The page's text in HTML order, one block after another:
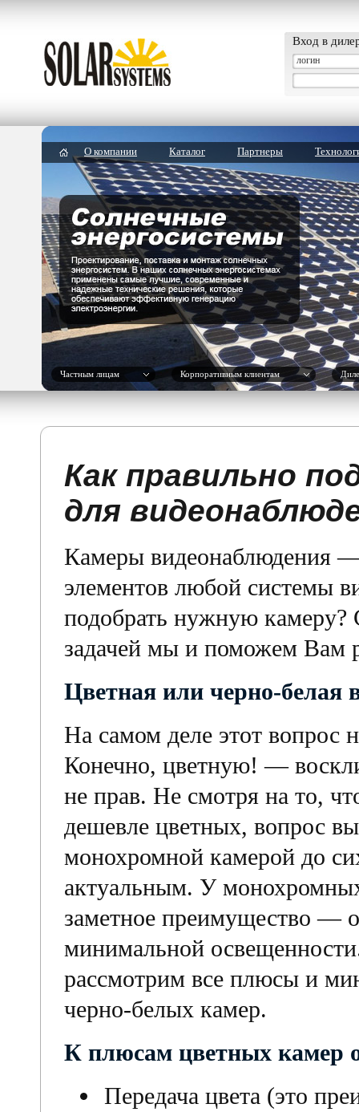
Вход в
О компании Каталог Партнеры
Частным лицам Корпоративным клиентам
Как правильно
для
Камеры видеонаблюдения
элементов любой системы
подобрать нужную камеру?
задачей мы и поможем Вам
Цветная или черно-белая
На самом деле этот вопрос
Конечно, цветную! —
не прав. Не смотря на то,
дешевле цветных, вопрос
монохромной камерой до
актуальным. У
заметное преимущество —
минимальной
рассмотрим все плюсы и
черно-белых камер.
К плюсам цветных камер
Передача цвета (это